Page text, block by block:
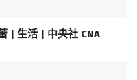
| 生活 | 中央社 CNA